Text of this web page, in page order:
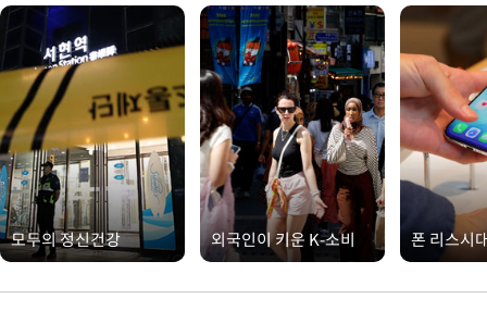
모두의 정신건강 외국인이 키운 K-소비 폰 리스시